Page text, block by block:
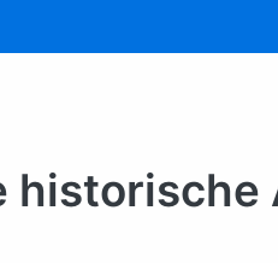
historische